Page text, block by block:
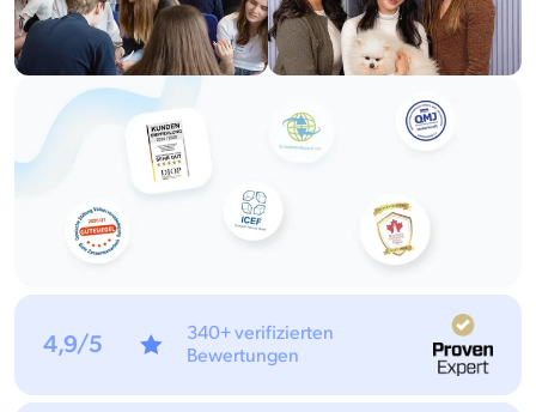
4,9/5
340+ verifizierten
Bewertungen